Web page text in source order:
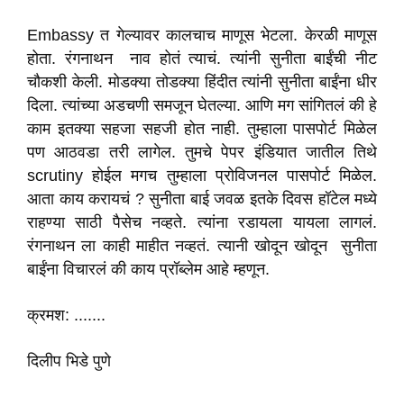
Embassy त गेल्यावर कालचाच माणूस भेटला. केरळी माणूस
होता. रंगनाथन नाव होतं त्याचं. त्यांनी सुनीता बाईंची नीट
चौकशी केली. मोडक्या तोडक्या हिंदीत त्यांनी सुनीता बाईंना धीर
दिला. त्यांच्या अडचणी समजून घेतल्या. आणि मग सांगितलं की हे
काम इतक्या सहजा सहजी होत नाही. तुम्हाला पासपोर्ट मिळेल
पण आठवडा तरी लागेल. तुमचे पेपर इंडियात जातील तिथे
scrutiny होईल मगच तुम्हाला प्रोविजनल पासपोर्ट मिळेल.
आता काय करायचं ? सुनीता बाई जवळ इतके दिवस हॉटेल मध्ये
राहण्या साठी पैसेच नव्हते. त्यांना रडायला यायला लागलं.
रंगनाथन ला काही माहीत नव्हतं. त्यानी खोदून खोदून सुनीता
बाईंना विचारलं की काय प्रॉब्लेम आहे म्हणून.
क्रमश: .......
दिलीप भिडे पुणे